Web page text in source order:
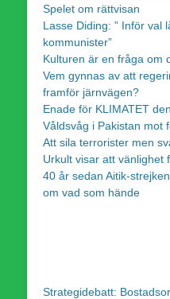
Spelet om rättvisan
Lasse Diding: ” Inför val
kommunister”
Kulturen är en fråga om
Vem gynnas av att
framför järnvägen?
Enade för KLIMATET
Våldsvåg i Pakistan mot
Att sila terrorister men
Urkult visar att vänlighet
40 år sedan Aitik-
om vad som hände
Strategidebatt: